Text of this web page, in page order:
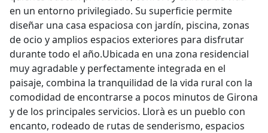
en un entorno privilegiado. Su superficie permite
diseñar una casa espaciosa con jardín, piscina, zonas
de ocio y amplios espacios exteriores para disfrutar
durante todo el año.Ubicada en una zona residencial
muy agradable y perfectamente integrada en el
paisaje, combina la tranquilidad de la vida rural con la
comodidad de encontrarse a pocos minutos de Girona
y de los principales servicios. Llorà es un pueblo con
encanto, rodeado de rutas de senderismo, espacios